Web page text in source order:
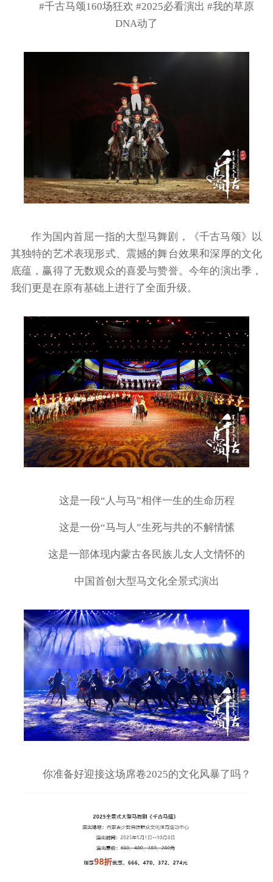
#千古马颂160场狂欢 #2025必看演出 #我的草原
DNA动了
作为国内首屈一指的大型马舞剧，《千古马颂》以
其独特的艺术表现形式、震撼的舞台效果和深厚的文化
底蕴，赢得了无数观众的喜爱与赞誉。今年的演出季，
我们更是在原有基础上进行了全面升级。
这是一段“人与马”相伴一生的生命历程
这是一份“马与人”生死与共的不解情愫
这是一部体现内蒙古各民族儿女人文情怀的
中国首创大型马文化全景式演出
你准备好迎接这场席卷2025的文化风暴了吗？